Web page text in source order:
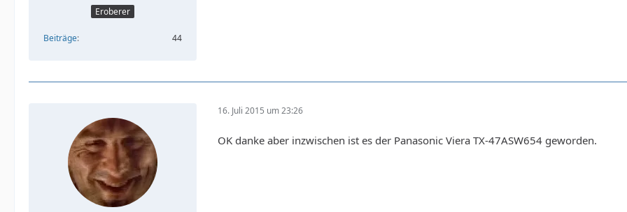
Eroberer
Beiträge 44
16. Juli 2015 um 23:26
OK danke aber inzwischen ist es der Panasonic Viera TX-47ASW654 geworden.